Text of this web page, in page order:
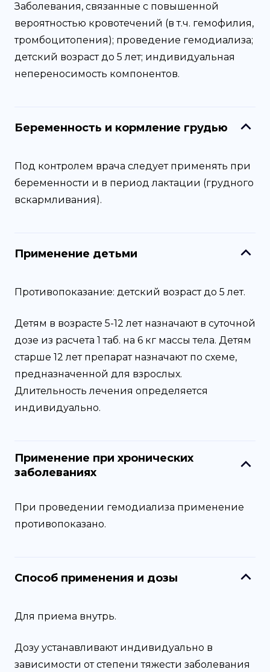
Заболевания, связанные с повышенной
вероятностью кровотечений (в т.ч. гемофилия,
тромбоцитопения); проведение гемодиализа;
детский возраст до 5 лет; индивидуальная
непереносимость компонентов.
Беременность и кормление грудью
Под контролем врача следует применять при
беременности и в период лактации (грудного
вскармливания).
Применение детьми
Противопоказание: детский возраст до 5 лет.
Детям в возрасте 5-12 лет назначают в суточной
дозе из расчета 1 таб. на 6 кг массы тела. Детям
старше 12 лет препарат назначают по схеме,
предназначенной для взрослых.
Длительность лечения определяется
индивидуально.
Применение при хронических
заболеваниях
При проведении гемодиализа применение
противопоказано.
Способ применения и дозы
Для приема внутрь.
Дозу устанавливают индивидуально в
зависимости от степени тяжести заболевания